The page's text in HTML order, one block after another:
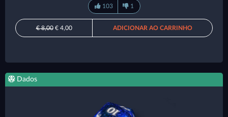
103 1
€ 8,00€ 4,00 ADICIONAR AO CARRINHO
Dados